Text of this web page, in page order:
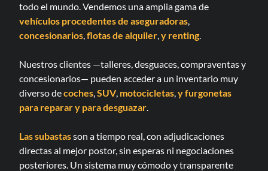
todo el mundo. Vendemos una amplia gama de
vehículos procedentes de aseguradoras
concesionarios flotas de alquiler y renting
Nuestros clientes —talleres, desguaces, compraventas y
concesionarios— pueden acceder a un inventario muy
diverso decoches SUV, motocicletas y furgonetas
para reparary para desguazar
Las subastasson a tiempo real, con adjudicaciones
directas al mejor postor, sin esperas ni negociaciones
posteriores. Un sistema muy cómodo y transparente